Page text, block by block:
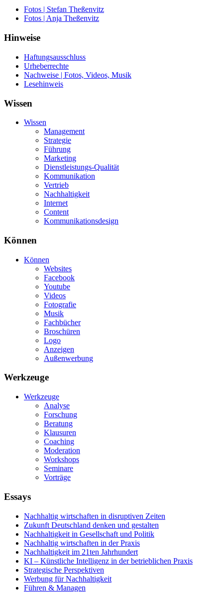
Fotos | Stefan Theßenvitz
Fotos | Anja Theßenvitz
Hinweise
Haftungsausschluss
Urheberrechte
Nachweise | Fotos, Videos, Musik
Lesehinweis
Wissen
Wissen
Management
Strategie
Führung
Marketing
Dienstleistungs-Qualität
Kommunikation
Vertrieb
Nachhaltigkeit
Internet
Content
Kommunikationsdesign
Können
Können
Websites
Facebook
Youtube
Videos
Fotografie
Musik
Fachbücher
Broschüren
Logo
Anzeigen
Außenwerbung
Werkzeuge
Werkzeuge
Analyse
Forschung
Beratung
Klausuren
Coaching
Moderation
Workshops
Seminare
Vorträge
Essays
Nachhaltig wirtschaften in disruptiven Zeiten
Zukunft Deutschland denken und gestalten
Nachhaltigkeit in Gesellschaft und Politik
Nachhaltig wirtschaften in der Praxis
Nachhaltigkeit im 21ten Jahrhundert
KI – Künstliche Intelligenz in der betrieblichen Praxis
Strategische Perspektiven
Werbung für Nachhaltigkeit
Führen & Managen